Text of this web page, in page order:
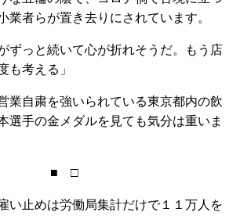
業者らが置き去りにされています。
ずっと続いて心が折れそうだ。もう店
も考える」
業自粛を強いられている東京都内の飲
選手の金メダルを見ても気分は重いま
■ □
い止めは労働局集計だけで１１万人を